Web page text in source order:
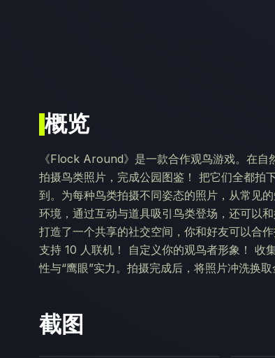
概览
《Flock Around》是一款合作观鸟游戏。在自
拍摄鸟类照片，完成公园图鉴！ 把它们全都
到。为每种鸟类拍摄不同姿态的照片，从常见
环境，通过互动与道具吸引鸟类登场，还可以
打造了一个共享的社交空间，你和好友可以合
支持 10 人联机！ 自定义你的观鸟者形象！ 收
性与“鹰眼”实力。拍摄完成后，将照片冲洗换
截图